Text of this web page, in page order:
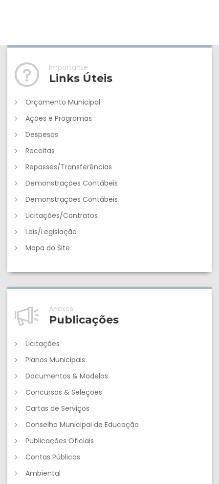
Importante
Links Úteis
Orçamento Municipal
Ações e Programas
Despesas
Receitas
Repasses/Transferências
Demonstrações Contábeis
Demonstrações Contábeis
Licitações/Contratos
Leis/Legislação
Mapa do Site
Anexos
Publicações
Licitações
Planos Municipais
Documentos & Modelos
Concursos & Seleções
Cartas de Serviços
Conselho Municipal de Educação
Publicações Oficiais
Contas Públicas
Ambiental